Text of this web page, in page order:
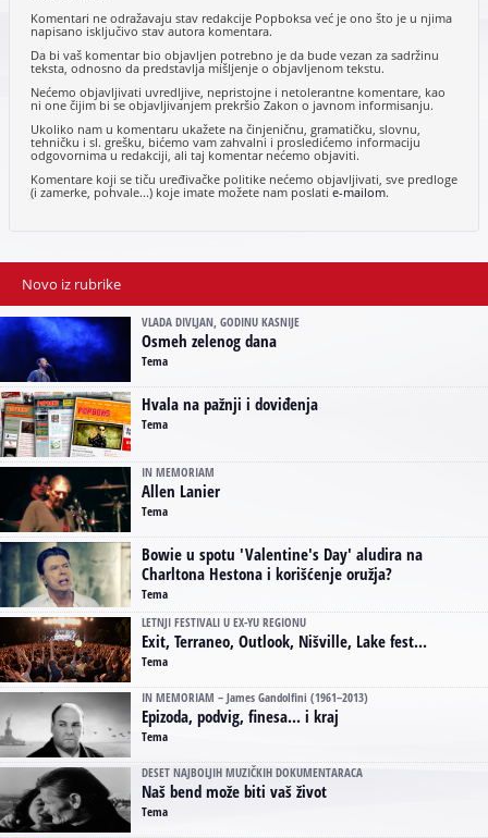
Komentari ne odražavaju stav redakcije Popboksa već je ono što je u njima
napisano isključivo stav autora komentara.
Da bi vaš komentar bio objavljen potrebno je da bude vezan za sadržinu
teksta, odnosno da predstavlja mišljenje o objavljenom tekstu.
Nećemo objavljivati uvredljive, nepristojne i netolerantne komentare, kao
ni one čijim bi se objavljivanjem prekršio Zakon o javnom informisanju.
Ukoliko nam u komentaru ukažete na činjeničnu, gramatičku, slovnu,
tehničku i sl. grešku, bićemo vam zahvalni i prosledićemo informaciju
odgovornima u redakciji, ali taj komentar nećemo objaviti.
Komentare koji se tiču uređivačke politike nećemo objavljivati, sve predloge
(i zamerke, pohvale...) koje imate možete nam poslatie-mailom.
Novo iz rubrike
VLADA DIVLJAN, GODINU KASNIJE
Osmeh zelenog dana
Tema
Hvala na pažnji i doviđenja
Tema
IN MEMORIAM
Allen Lanier
Tema
Bowie u spotu 'Valentine's Day' aludira na
Charltona Hestona i korišćenje oružja?
Tema
LETNJI FESTIVALI U EX-YU REGIONU
Exit, Terraneo, Outlook, Nišville, Lake fest...
Tema
IN MEMORIAM – James Gandolfini (1961–2013)
Epizoda, podvig, finesa... i kraj
Tema
DESET NAJBOLJIH MUZIČKIH DOKUMENTARACA
Naš bend može biti vaš život
Tema